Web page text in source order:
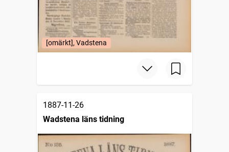
[omärkt], Vadstena
1887-11-26
Wadstena läns tidning